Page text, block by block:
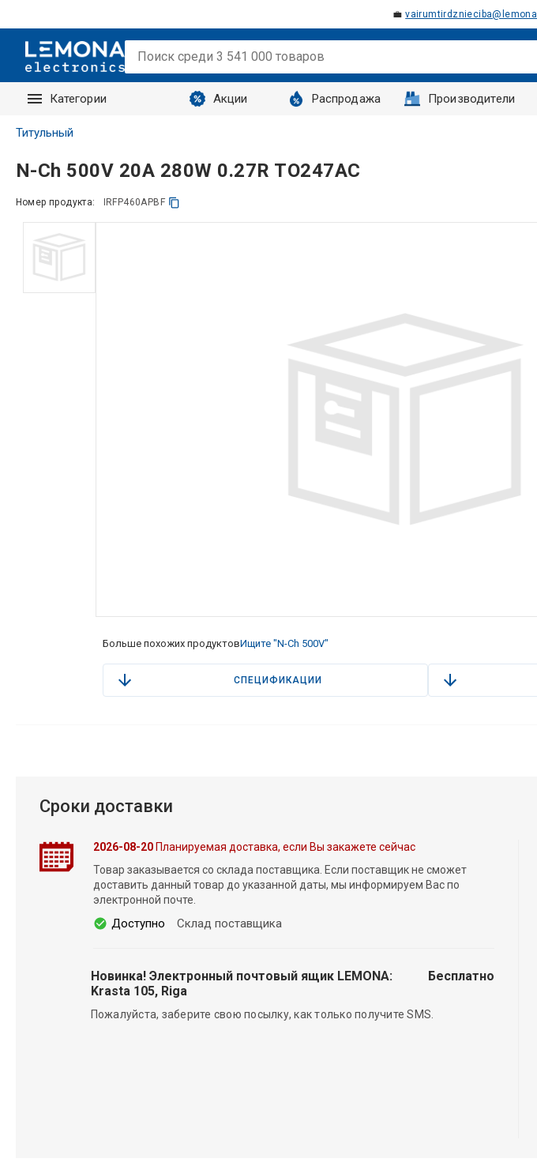
💼
Категории Акции Распродажа Производители
Запросы
Титульный
N-Ch 500V 20A 280W 0.27R TO247AC
Номер продукта: IRFP460APBF
Больше похожих продуктовИщите "N-Ch 500V"
СПЕЦИФИКАЦИИ
Сроки доставки
2026-08-20Планируемая доставка, если Вы закажете сейчас
Товар заказывается со склада поставщика. Если поставщик не сможет
доставить данный товар до указанной даты, мы информируем Вас по
электронной почте.
Доступно Склад поставщика
Новинка! Электронный почтовый ящик LEMONA:
Krasta 105, Riga
Бесплатно
Пожалуйста, заберите свою посылку, как только получите SMS.